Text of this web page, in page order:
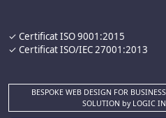
✓ Certificat ISO 9001:2015
✓ Certificat ISO/IEC 27001:2013
BESPOKE WEB DESIGN FOR
SOLUTION by LOGIC